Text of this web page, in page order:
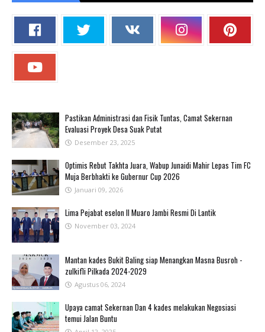
Pastikan Administrasi dan Fisik Tuntas, Camat Sekernan
Evaluasi Proyek Desa Suak Putat
Desember 23, 2025
Optimis Rebut Takhta Juara, Wabup Junaidi Mahir Lepas Tim FC
Muja Berbhakti ke Gubernur Cup 2026
Januari 09, 2026
Lima Pejabat eselon II Muaro Jambi Resmi Di Lantik
November 03, 2024
Mantan kades Bukit Baling siap Menangkan Masna Busroh -
zulkifli Pilkada 2024-2029
Agustus 06, 2024
Upaya camat Sekernan Dan 4 kades melakukan Negosiasi
temui Jalan Buntu